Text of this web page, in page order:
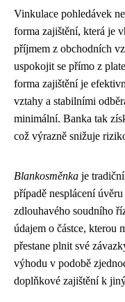
Vinkulace pohledávek
forma zajištění, která je
příjmem z obchodních
uspokojit se přímo z
forma zajištění je
vztahy a stabilními
minimální. Banka tak
což výrazně snižuje
Blankosměnka je
případě nesplácení
zdlouhavého soudního
údajem o částce, kterou
přestane plnit své
výhodu v podobě
doplňkové zajištění k